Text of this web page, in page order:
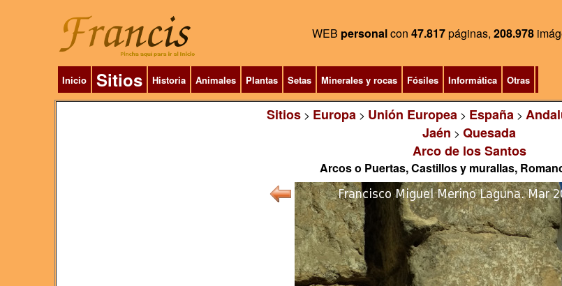
WEB personalcon 47.817páginas, 208.978
Inicio Sitios Historia Animales Plantas Setas Minerales y rocas Fósiles Informática Otras
Sitios> Europa> Unión Europea> España>
Jaén > Quesada
Arco de los Santos
Arcos o Puertas, Castillos y murallas,